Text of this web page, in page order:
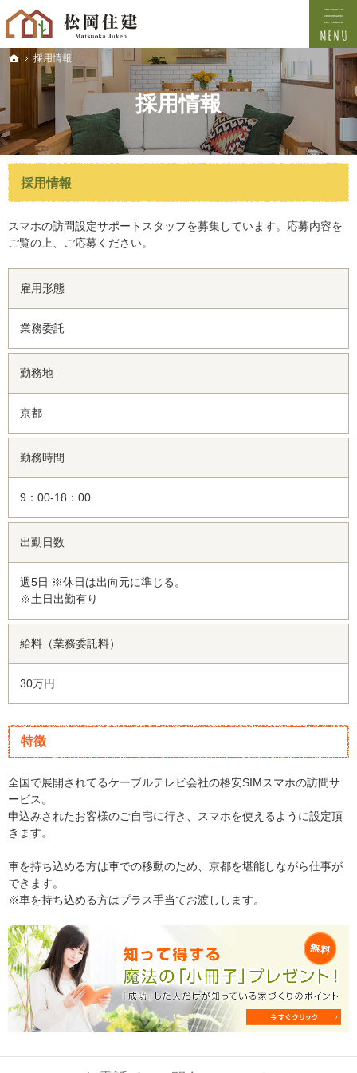
採用情報
プロの目線からご提案。宇和島市・西予市の注文住宅・新築戸建てを手がける工務店なら
宇和島市・西予市の新築・注文住宅・新築戸建てを手がける工務店なら松岡住建
採用情報
スマホの訪問設定サポートスタッフを募集しています。応募内容を
ご覧の上、ご応募ください。
雇用形態
業務委託
勤務地
京都
勤務時間
9：00-18：00
出勤日数
週5日 ※休日は出向元に準じる。
※土日出勤有り
給料（業務委託料）
30万円
特徴
全国で展開されてるケーブルテレビ会社の格安SIMスマホの訪問サ
ービス。
申込みされたお客様のご自宅に行き、スマホを使えるように設定頂
きます。
車を持ち込める方は車での移動のため、京都を堪能しながら仕事が
できます。
※車を持ち込める方はプラス手当てお渡しします。
ホーム
採用情報